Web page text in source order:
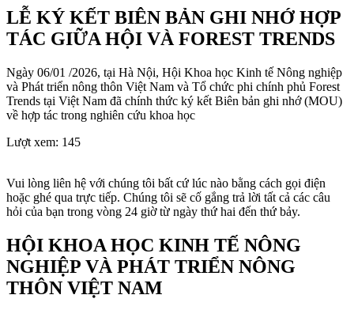
LỄ KÝ KẾT BIÊN BẢN GHI NHỚ HỢP
TÁC GIỮA HỘI VÀ FOREST TRENDS
Ngày 06/01 /2026, tại Hà Nội, Hội Khoa học Kinh tế Nông nghiệp
và Phát triển nông thôn Việt Nam và Tổ chức phi chính phủ Forest
Trends tại Việt Nam đã chính thức ký kết Biên bản ghi nhớ (MOU)
về hợp tác trong nghiên cứu khoa học
Lượt xem: 145
Vui lòng liên hệ với chúng tôi bất cứ lúc nào bằng cách gọi điện
hoặc ghé qua trực tiếp. Chúng tôi sẽ cố gắng trả lời tất cả các câu
hỏi của bạn trong vòng 24 giờ từ ngày thứ hai đến thứ bảy.
HỘI KHOA HỌC KINH TẾ NÔNG
NGHIỆP VÀ PHÁT TRIỂN NÔNG
THÔN VIỆT NAM